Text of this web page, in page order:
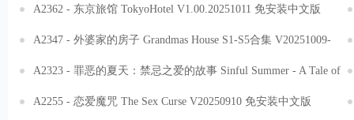
文汉化版[3.79GB]
A2362 - 东京旅馆 TokyoHotel V1.00.20251011 免安装中文版
[752MB]
A2347 - 外婆家的房子 Grandmas House S1-S5合集 V20251009-
PC+安卓 免安装中文汉化版[18.3GB]
A2323 - 罪恶的夏天：禁忌之爱的故事 Sinful Summer - A Tale of
Forbidden Love Ch.3.3.20251001-PC+安卓 免安装中文汉化版
A2255 - 恋爱魔咒 The Sex Curse V20250910 免安装中文版